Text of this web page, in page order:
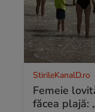
StirileKanalD.ro
Femeie
făcea plajă: